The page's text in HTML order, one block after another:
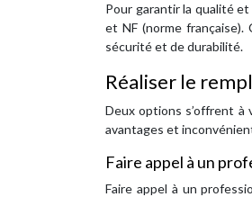
Pour garantir la qualité
et NF (norme
sécurité et de durabilité.
Réaliser le
Deux options s’offrent à
avantages et
Faire appel à un
Faire appel à un